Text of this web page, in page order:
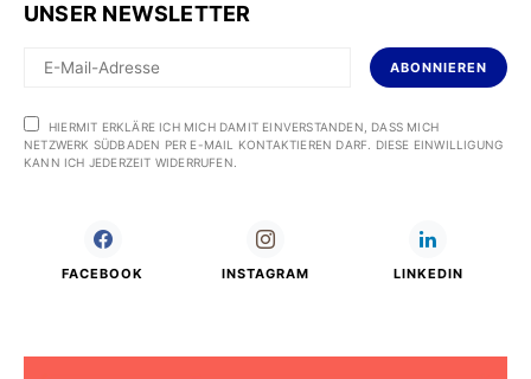
UNSER NEWSLETTER
ABONNIEREN
HIERMIT ERKLÄRE ICH MICH DAMIT EINVERSTANDEN, DASS MICH
NETZWERK SÜDBADEN PER E-MAIL KONTAKTIEREN DARF. DIESE EINWILLIGUNG
KANN ICH JEDERZEIT WIDERRUFEN.
FACEBOOK INSTAGRAM LINKEDIN